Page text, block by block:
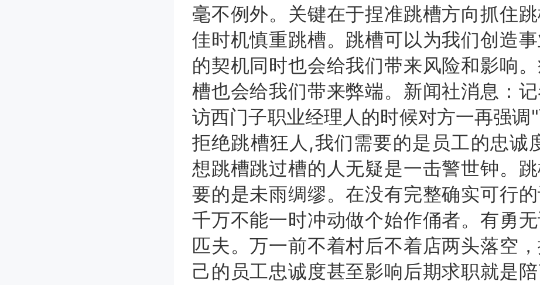
毫不例外。关键在于捏准跳槽方向抓住
佳时机慎重跳槽。跳槽可以为我们创造
的契机同时也会给我们带来风险和影响
槽也会给我们带来弊端。新闻社消息：
访西门子职业经理人的时候对方一再强调
拒绝跳槽狂人,我们需要的是员工的忠诚
想跳槽跳过槽的人无疑是一击警世钟。
要的是未雨绸缪。在没有完整确实可行
千万不能一时冲动做个始作俑者。有勇
匹夫。万一前不着村后不着店两头落空
己的员工忠诚度甚至影响后期求职就是